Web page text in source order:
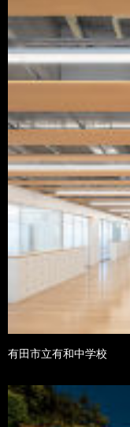
有田市立有和中学校